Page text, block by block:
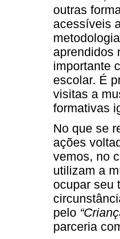
outras
acessíveis
aprendidos
importante
escolar. É
visitas a
formativas
No que se
ações
vemos, no
utilizam a
ocupar seu
pelo
parceria